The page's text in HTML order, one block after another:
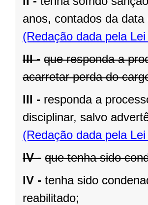
anos, contados da
(Redação dada pela
III - que responda a
acarretar perda do
III - responda a
disciplinar, salvo
(Redação dada pela
IV - que tenha sido
IV - tenha sido
reabilitado;